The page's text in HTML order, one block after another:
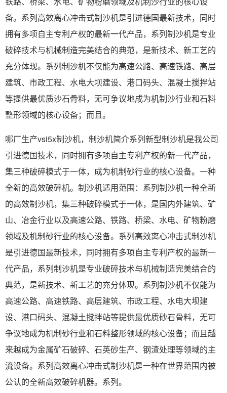
备。系列高效离心冲击式制沙机是引进德国最新技术，同时
拥有多项自主专利产权的最新一代产品，系列制沙机是专业
破碎技术与机械制造完美结合的典范，是新技术、新工艺的
充分体现。系列制沙机不仅能为高速公路、高速铁路、高层
建筑、市政工程、水电大坝建设、港口码头、混凝土搅拌站
等提供最优质沙石骨料，无可争议地成为机制沙行业和石料
整形领域的核心设备；而且。
哪厂生产vsi5x制沙机，制沙机简介系列新型制沙机是我公司
引进德国技术，同时拥有多项自主专利产权的新一代产品，
集三种破碎模式于一体，成为机制砂行业的核心设备。一种
全新的高效破碎机。制沙机适用范围：系列制沙机一种全新
的高效制沙机，集三种破碎模式于一体，是国内外建筑、矿
山、冶金行业以及高速公路、铁路、桥梁、水电、矿物粉磨
领域及机制砂行业的核心设备。系列高效离心冲击式制沙机
是引进德国最新技术，同时拥有多项自主专利产权的最新一
代产品，系列制沙机是专业破碎技术与机械制造完美结合的
典范，是新技术、新工艺的充分体现。系列制沙机不仅能为
高速公路、高速铁路、高层建筑、市政工程、水电大坝建
设、港口码头、混凝土搅拌站等提供最优质砂石骨料，无可
争议地成为机制砂行业和石料整形领域的核心设备；而且越
来越成为金属矿石破碎、石英砂生产、钢渣处理等领域的主
流设备。系列高效离心冲击式制沙机是一种在世界范围内被
公认的全新高效破碎机器。系列。